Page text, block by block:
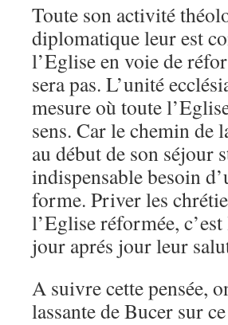
Toute son activité
diplomatique leur est
l’Eglise en voie de
sera pas. L’unité
mesure où toute
sens. Car le chemin
au début de son séjour
indispensable besoin
forme. Priver les
l’Eglise réformée,
jour aprés jour leur
A suivre cette pensée,
lassante de Bucer sur